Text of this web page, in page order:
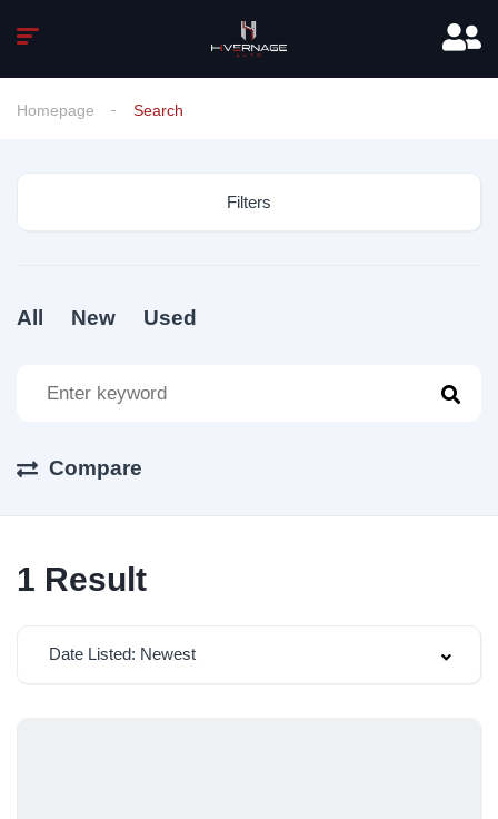
Homepage Search
Filters
All New Used
Compare
1 Result
Date Listed: Newest